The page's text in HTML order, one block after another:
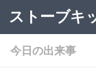
今日の出来事